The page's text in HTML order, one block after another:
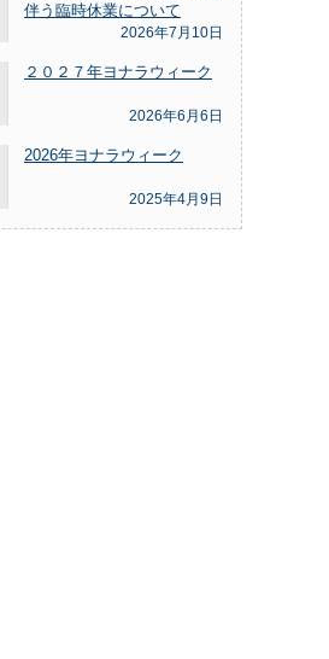
伴う臨時休業について
2026年7月10日
２０２７年ヨナラウィーク
2026年6月6日
2026年ヨナラウィーク
2025年4月9日